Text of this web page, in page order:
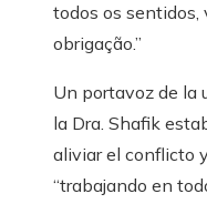
todos os sentidos,
obrigação.”
Un portavoz de la
la Dra. Shafik
aliviar el conflicto
“trabajando en